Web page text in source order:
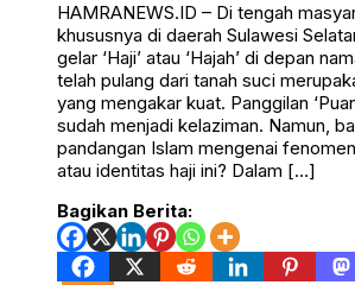
HAMRANEWS.ID – Di tengah
khususnya di daerah Sulawesi
gelar ‘Haji’ atau ‘Hajah’ di depan
telah pulang dari tanah suci
yang mengakar kuat. Panggilan
sudah menjadi kelaziman. Namun,
pandangan Islam mengenai
atau identitas haji ini? Dalam […]
Bagikan Berita: